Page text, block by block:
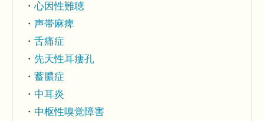
心因性難聴
声帯麻痺
舌痛症
先天性耳瘻孔
蓄膿症
中耳炎
中枢性嗅覚障害